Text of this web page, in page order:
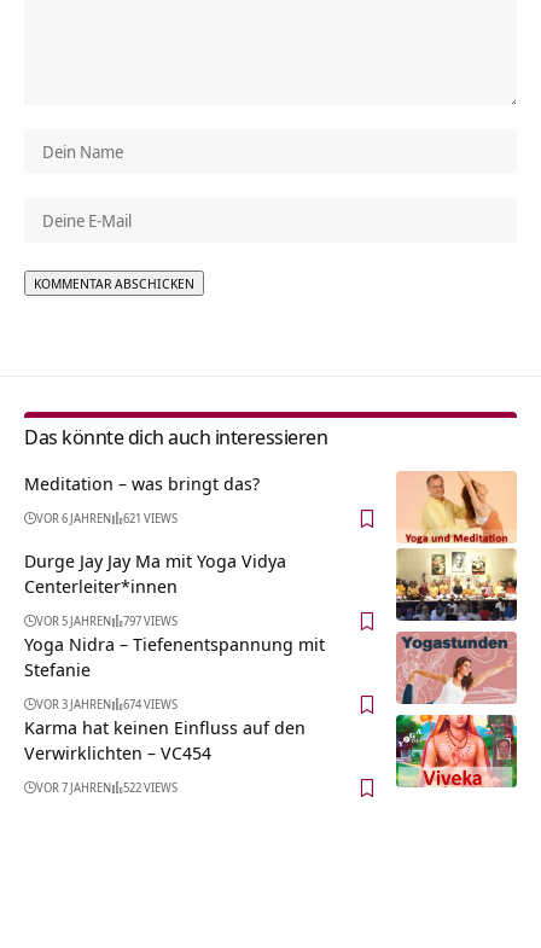
Das könnte dich auch interessieren
Meditation – was bringt das?
VOR 6 JAHREN 621 VIEWS
Durge Jay Jay Ma mit Yoga Vidya
Centerleiter*innen
VOR 5 JAHREN 797 VIEWS
Yoga Nidra – Tiefenentspannung mit
Stefanie
VOR 3 JAHREN 674 VIEWS
Karma hat keinen Einfluss auf den
Verwirklichten – VC454
VOR 7 JAHREN 522 VIEWS